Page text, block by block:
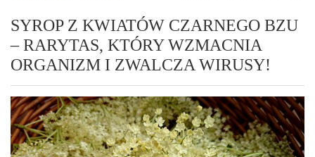
SYROP Z KWIATÓW CZARNEGO BZU
– RARYTAS, KTÓRY WZMACNIA
ORGANIZM I ZWALCZA WIRUSY!